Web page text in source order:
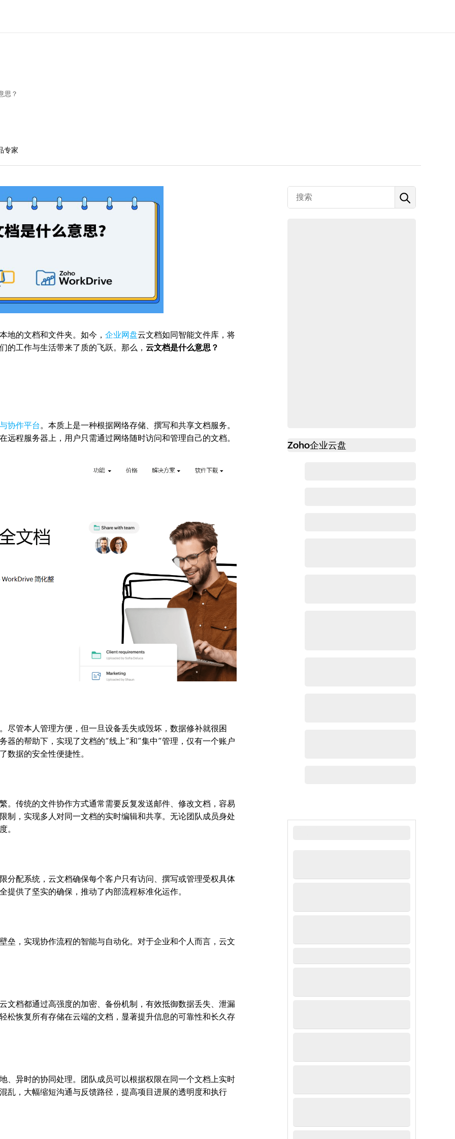
思？
专家
地的文档和文件夹。如今，企业网盘云文档如同智能文件库，将
的工作与生活带来了质的飞跃。那么，云文档是什么意思？
协作平台。本质上是一种根据网络存储、撰写和共享文档服务。
远程服务器上，用户只需通过网络随时访问和管理自己的文档。
尽管本人管理方便，但一旦设备丢失或毁坏，数据修补就很困
器的帮助下，实现了文档的“线上”和“集中”管理，仅有一个账户
数据的安全性便捷性。
。传统的文件协作方式通常需要反复发送邮件、修改文档，容易
制，实现多人对同一文档的实时编辑和共享。无论团队成员身处
。
分配系统，云文档确保每个客户只有访问、撰写或管理受权具体
供了坚实的确保，推动了内部流程标准化运作。
垒，实现协作流程的智能与自动化。对于企业和个人而言，云文
文档都通过高强度的加密、备份机制，有效抵御数据丢失、泄漏
松恢复所有存储在云端的文档，显著提升信息的可靠性和长久存
、异时的协同处理。团队成员可以根据权限在同一个文档上实时
乱，大幅缩短沟通与反馈路径，提高项目进展的透明度和执行
Zoho企业云盘